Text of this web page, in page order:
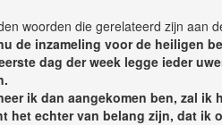
woorden die gerelateerd zijn aan
de inzameling voor de heiligen
dag der week legge ieder
ik dan aangekomen ben, zal
het echter van belang zijn, dat ik